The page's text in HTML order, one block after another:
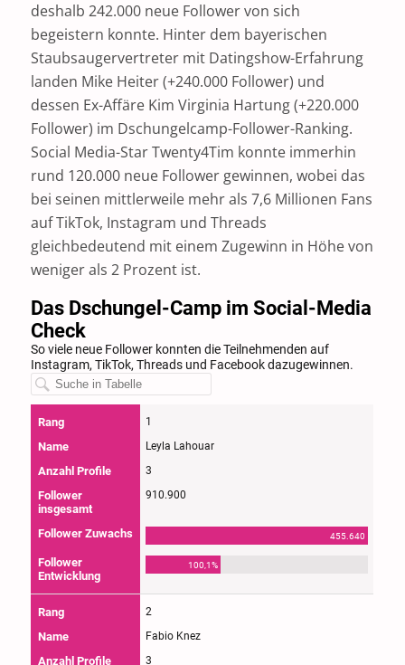
deshalb 242.000 neue Follower von sich
begeistern konnte. Hinter dem bayerischen
Staubsaugervertreter mit Datingshow-Erfahrung
landen Mike Heiter (+240.000 Follower) und
dessen Ex-Affäre Kim Virginia Hartung (+220.000
Follower) im Dschungelcamp-Follower-Ranking.
Social Media-Star Twenty4Tim konnte immerhin
rund 120.000 neue Follower gewinnen, wobei das
bei seinen mittlerweile mehr als 7,6 Millionen Fans
auf TikTok, Instagram und Threads
gleichbedeutend mit einem Zugewinn in Höhe von
weniger als 2 Prozent ist.